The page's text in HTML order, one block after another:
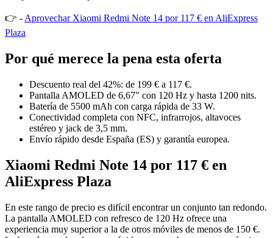
👉 - Aprovechar Xiaomi Redmi Note 14 por 117 € en AliExpress
Plaza
Por qué merece la pena esta oferta
Descuento real del 42%: de 199 € a 117 €.
Pantalla AMOLED de 6,67" con 120 Hz y hasta 1200 nits.
Batería de 5500 mAh con carga rápida de 33 W.
Conectividad completa con NFC, infrarrojos, altavoces
estéreo y jack de 3,5 mm.
Envío rápido desde España (ES) y garantía europea.
Xiaomi Redmi Note 14 por 117 € en
AliExpress Plaza
En este rango de precio es difícil encontrar un conjunto tan redondo.
La pantalla AMOLED con refresco de 120 Hz ofrece una
experiencia muy superior a la de otros móviles de menos de 150 €.